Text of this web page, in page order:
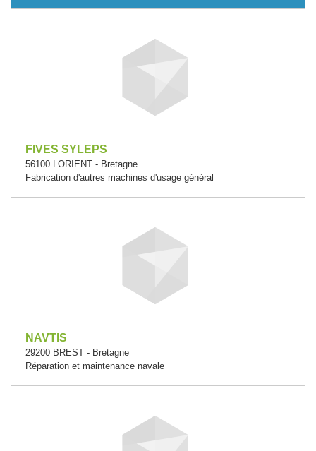
FIVES SYLEPS
56100 LORIENT - Bretagne
Fabrication d'autres machines d'usage général
NAVTIS
29200 BREST - Bretagne
Réparation et maintenance navale